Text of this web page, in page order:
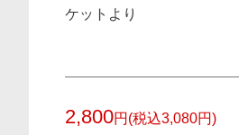
ケットより
2,800円(税込3,080円)